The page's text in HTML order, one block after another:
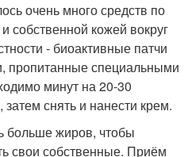
очень много средств по
собственной кожей вокруг
- биоактивные патчи
пропитанные специальными
минут на 20-30
снять и нанести крем.
больше жиров, чтобы
свои собственные. Приём